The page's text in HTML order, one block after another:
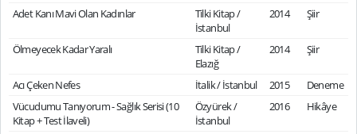
Adet Kanı Mavi Olan Kadınlar
Tilki Kitap /
İstanbul
2014 Şiir
Ölmeyecek Kadar Yaralı
Tilki Kitap /
Elazığ
2014 Şiir
Acı Çeken Nefes İtalik / İstanbul 2015
Deneme
Vücudumu Tanıyorum - Sağlık Serisi (10
Kitap + Test İlaveli)
Özyürek /
İstanbul
2016 Hikâye